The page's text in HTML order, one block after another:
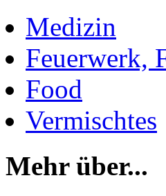
Medizin
Feuerwerk,
Food
Vermischtes
Mehr über...